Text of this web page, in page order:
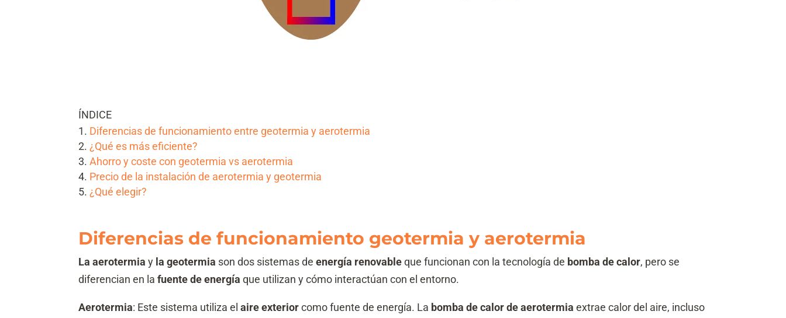
ÍNDICE
Diferencias de funcionamiento entre geotermia y aerotermia
¿Qué es más eficiente?
Ahorro y coste con geotermia vs aerotermia
Precio de la instalación de aerotermia y geotermia
¿Qué elegir?
Diferencias de funcionamiento geotermia y aerotermia
La aerotermia y la geotermia son dos sistemas deenergía renovableque funcionan con la tecnología de bomba de calor, pero se
diferencian en lafuente de energía que utilizan y cómo interactúan con el entorno.
Aerotermia: Este sistema utiliza elaire exteriorcomo fuente de energía. La bomba de calor de aerotermia extrae calor del aire, incluso